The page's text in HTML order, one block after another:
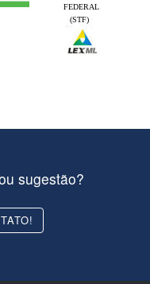
FEDERAL
(STF)
sugestão?